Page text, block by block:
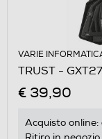
VARIE
TRUST -
€ 39,90
Acquisto online: